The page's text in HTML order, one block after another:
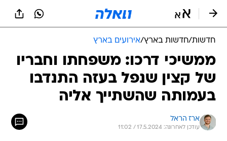
חדשות/חדשות בארץ/אירועים בארץ
ממשיכי דרכו: משפחתו וחבריו
של קצין שנפל בעזה התנדבו
בעמותה שהשתייך אליה
ארז הראל
עודכן לאחרונה: 17.5.2024 / 11:02